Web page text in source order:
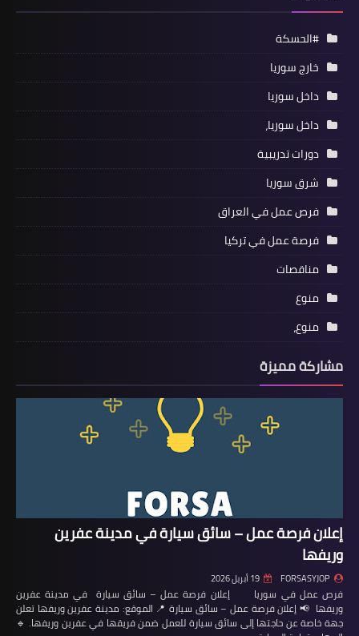
#الحسكة
خارج سوريا
داخل سوريا
داخل سوريا،
دورات تدريبية
شرق سوريا
فرص عمل في العراق
فرصة عمل في تركيا
مناقصات
منوع
منوع،
مشاركة مميزة
إعلان فرصة عمل – سائق سيارة في مدينة عفرين
وريفها
FORSASYJOP 19 أبريل 2026
فرص عمل في سوريا إعلان فرصة عمل – سائق سيارة في مدينة عفرين
وريفها 📢 إعلان فرصة عمل – سائق سيارة 📍 الموقع: مدينة عفرين وريفها تعلن
جهة خاصة عن حاجتها إلى سائق سيارة للعمل ضمن فريقها في عفرين وريفها. 🔹